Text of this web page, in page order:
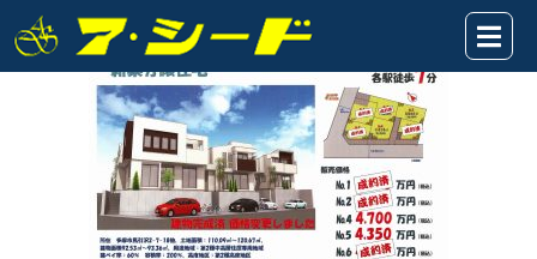
fa47c33cb9c6259869e250d9be2e42bf1 2019年10月14日